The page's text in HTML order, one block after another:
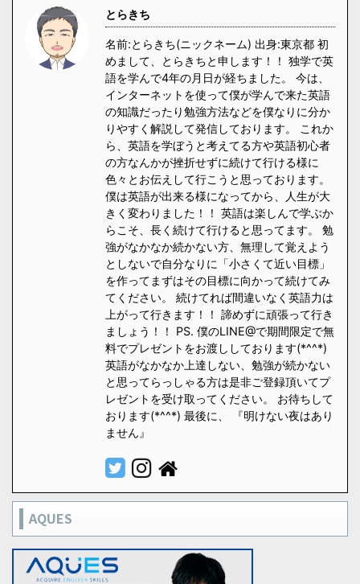
とらきち
名前:とらきち(ニックネーム) 出身:東京都 初
めまして、とらきちと申します！！ 独学で英
語を学んで4年の月日が経ちました。 今は、
インターネットを使って僕が学んで来た英語
の知識だったり勉強方法などを僕なりに分か
りやすく解説して発信しております。 これか
ら、英語を学ぼうと考えてる方や英語初心者
の方なんかが挫折せずに続けて行ける様に
色々とお伝えして行こうと思っております。
僕は英語が出来る様になってから、人生が大
きく変わりました！！ 英語は楽しんで学ぶか
らこそ、長く続けて行けると思ってます。 勉
強がなかなか続かない方、無理して覚えよう
としないで自分なりに「小さくて近い目標」
を作ってまずはその目標に向かって続けてみ
てください。 続けてれば間違いなく英語力は
上がって行きます！！ 諦めずに頑張って行き
ましょう！！ PS. 僕のLINE@で期間限定で無
料でプレゼントをお渡ししております(*^^*)
英語がなかなか上達しない、勉強が続かない
と思ってらっしゃる方は是非ご登録頂いてプ
レゼントを受け取ってください。 お待ちして
おります(*^^*) 最後に、 『明けない夜はあり
ません』
AQUES